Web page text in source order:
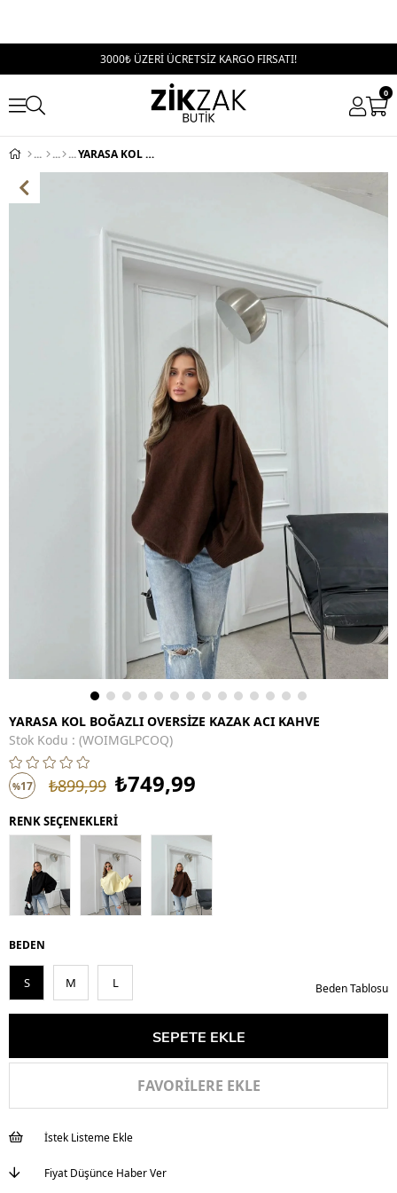
3000₺ ÜZERİ ÜCRETSİZ KARGO FIRSATI!
0
YARASA KOL BOĞAZLI OVERSİZE KAZAK ACI KAHVE
YARASA KOL BOĞAZLI OVERSİZE KAZAK ACI KAHVE
Stok Kodu
(WOIMGLPCOQ)
%17 ₺899,99 ₺749,99
RENK SEÇENEKLERİ
BEDEN
S M L Beden Tablosu
FAVORILERE EKLE
İstek Listeme Ekle
Fiyat Düşünce Haber Ver